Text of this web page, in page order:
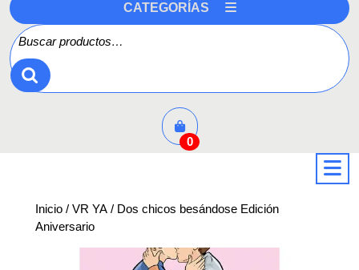
CATEGORÍAS
Buscar por:
0
Inicio / VR YA / Dos chicos besándose Edición
Aniversario